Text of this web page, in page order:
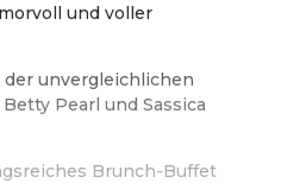
und voller
der unvergleichlichen
Pearl und Sassica
Brunch-Buffet